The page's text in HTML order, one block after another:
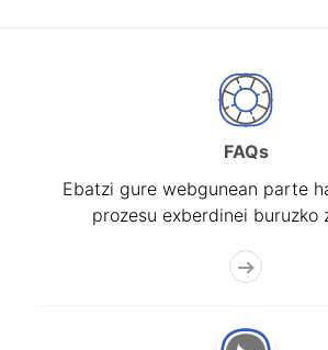
FAQs
Ebatzi gure webgunean parte
prozesu exberdinei buruzko